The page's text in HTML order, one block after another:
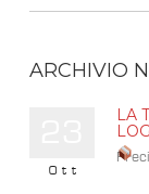
ARCHIVIO
Ott
LA